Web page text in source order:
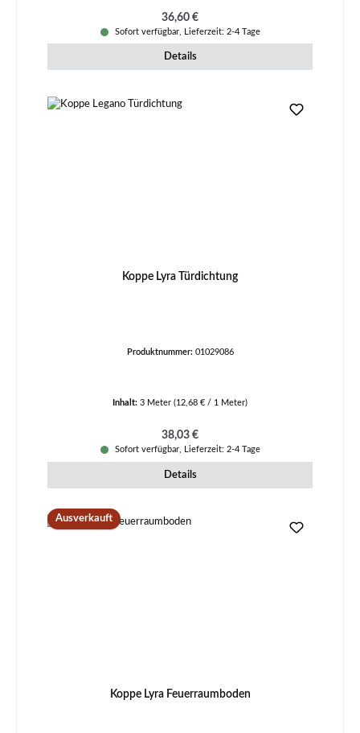
Regulärer Preis:
36,60 €
Sofort verfügbar, Lieferzeit: 2-4 Tage
Details
Koppe Lyra Türdichtung
Produktnummer: 01029086
Inhalt: 3 Meter (12,68 € / 1 Meter)
Regulärer Preis:
38,03 €
Sofort verfügbar, Lieferzeit: 2-4 Tage
Details
Ausverkauft
Koppe Lyra Feuerraumboden